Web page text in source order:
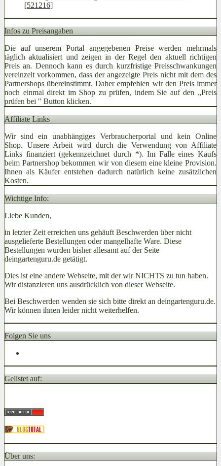
[521216]
Infos zu Preisangaben
Die auf unserem Portal angegebenen Preise werden mehrmals
täglich aktualisiert und zeigen in der Regel den aktuell richtigen
Preis an. Dennoch kann es durch kurzfristige Preisschwankungen
vereinzelt vorkommen, dass der angezeigte Preis nicht mit dem des
Partnershops übereinstimmt. Daher empfehlen wir den Preis immer
noch einmal direkt im Shop zu prüfen, indem Sie auf den „Preis
prüfen bei " Button klicken.
Affiliate Links
Wir sind ein unabhängiges Verbraucherportal und kein Online
Shop. Unsere Arbeit wird durch die Verwendung von Affiliate
Links finanziert (gekennzeichnet durch *). Im Falle eines Kaufs
beim Partnershop bekommen wir von diesem eine kleine Provision.
Ihnen als Käufer entstehen dadurch natürlich keine zusätzlichen
Kosten.
Wichtige Info:
Liebe Kunden,
in letzter Zeit erreichen uns gehäuft Beschwerden über nicht
ausgelieferte Bestellungen oder mangelhafte Ware. Diese
Bestellungen wurden bisher allesamt auf der Seite
deingartenguru.de getätigt.
Dies ist eine andere Webseite, mit der wir NICHTS zu tun haben.
Wir distanzieren uns ausdrücklich von dieser Webseite.
Bei Beschwerden wenden sie sich bitte direkt an deingartenguru.de.
Wir können ihnen leider nicht weiterhelfen.
Folgen Sie uns
Gelistet auf:
Über uns: